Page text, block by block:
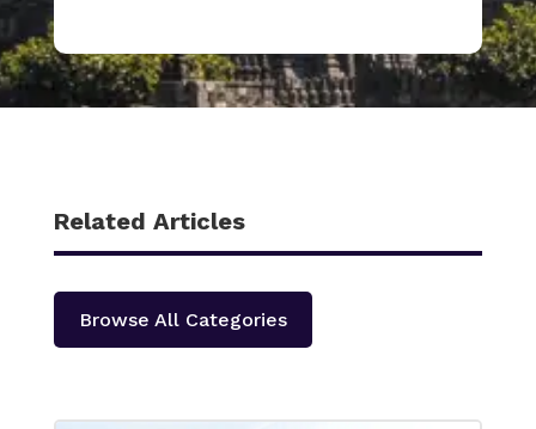
Related Articles
Browse All Categories